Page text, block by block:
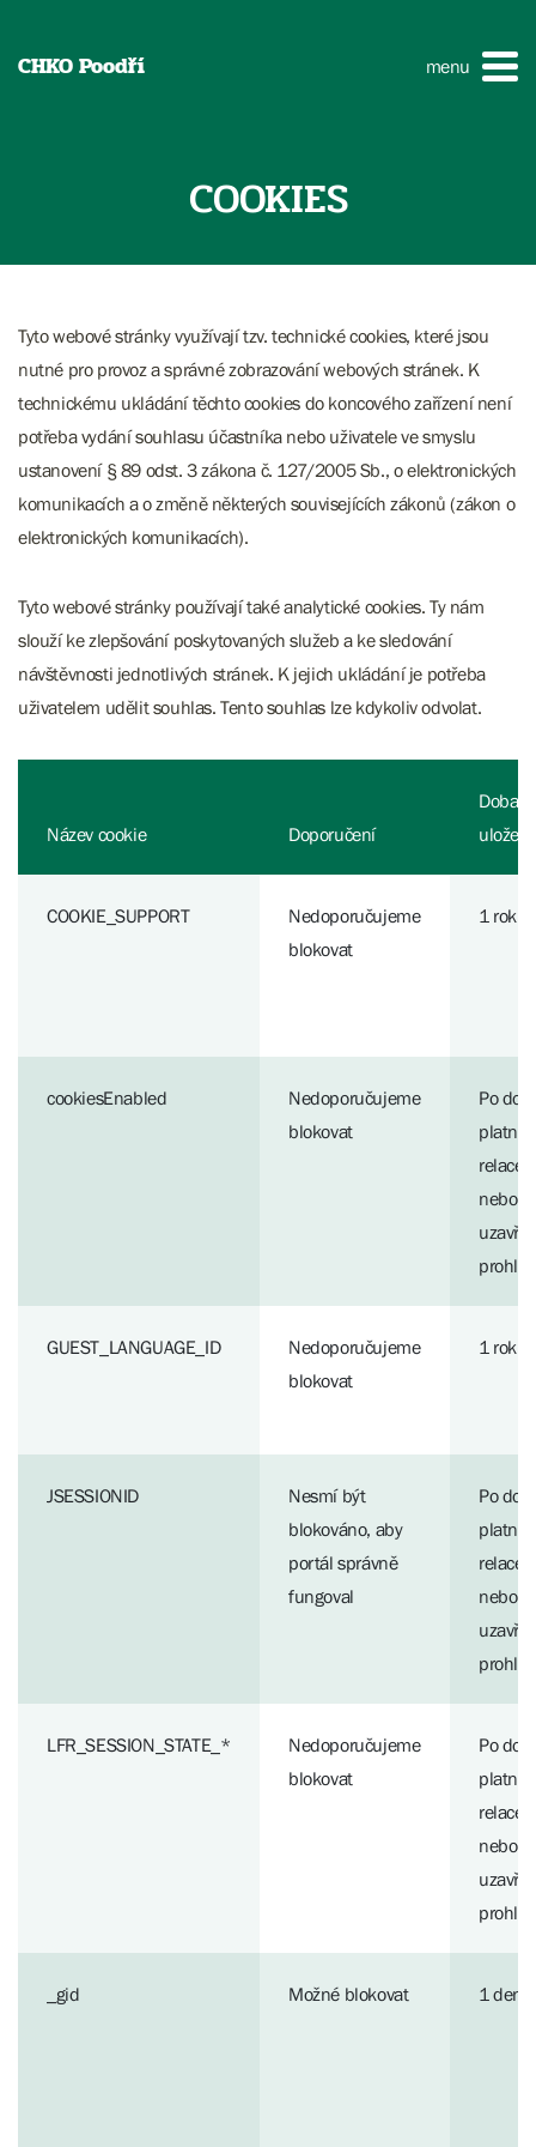
CHKO Poodří menu
COOKIES
Tyto webové stránky využívají tzv. technické cookies, které jsou
nutné pro provoz a správné zobrazování webových stránek. K
technickému ukládání těchto cookies do koncového zařízení není
potřeba vydání souhlasu účastníka nebo uživatele ve smyslu
ustanovení § 89 odst. 3 zákona č. 127/2005 Sb., o elektronických
komunikacích a o změně některých souvisejících zákonů (zákon o
elektronických komunikacích).
Tyto webové stránky používají také analytické cookies. Ty nám
slouží ke zlepšování poskytovaných služeb a ke sledování
návštěvnosti jednotlivých stránek. K jejich ukládání je potřeba
uživatelem udělit souhlas. Tento souhlas lze kdykoliv odvolat.
Název cookie Doporučení
Doba
COOKIE_SUPPORT
Nedoporučujeme
blokovat
1 rok
cookiesEnabled
Nedoporučujeme
blokovat
Po
relace
nebo
GUEST_LANGUAGE_ID
Nedoporučujeme
blokovat
1 rok
JSESSIONID
Nesmí být
blokováno, aby
portál správně
fungoval
Po
relace
nebo
LFR_SESSION_STATE_*
Nedoporučujeme
blokovat
Po
relace
nebo
_gid Možné blokovat 1 den